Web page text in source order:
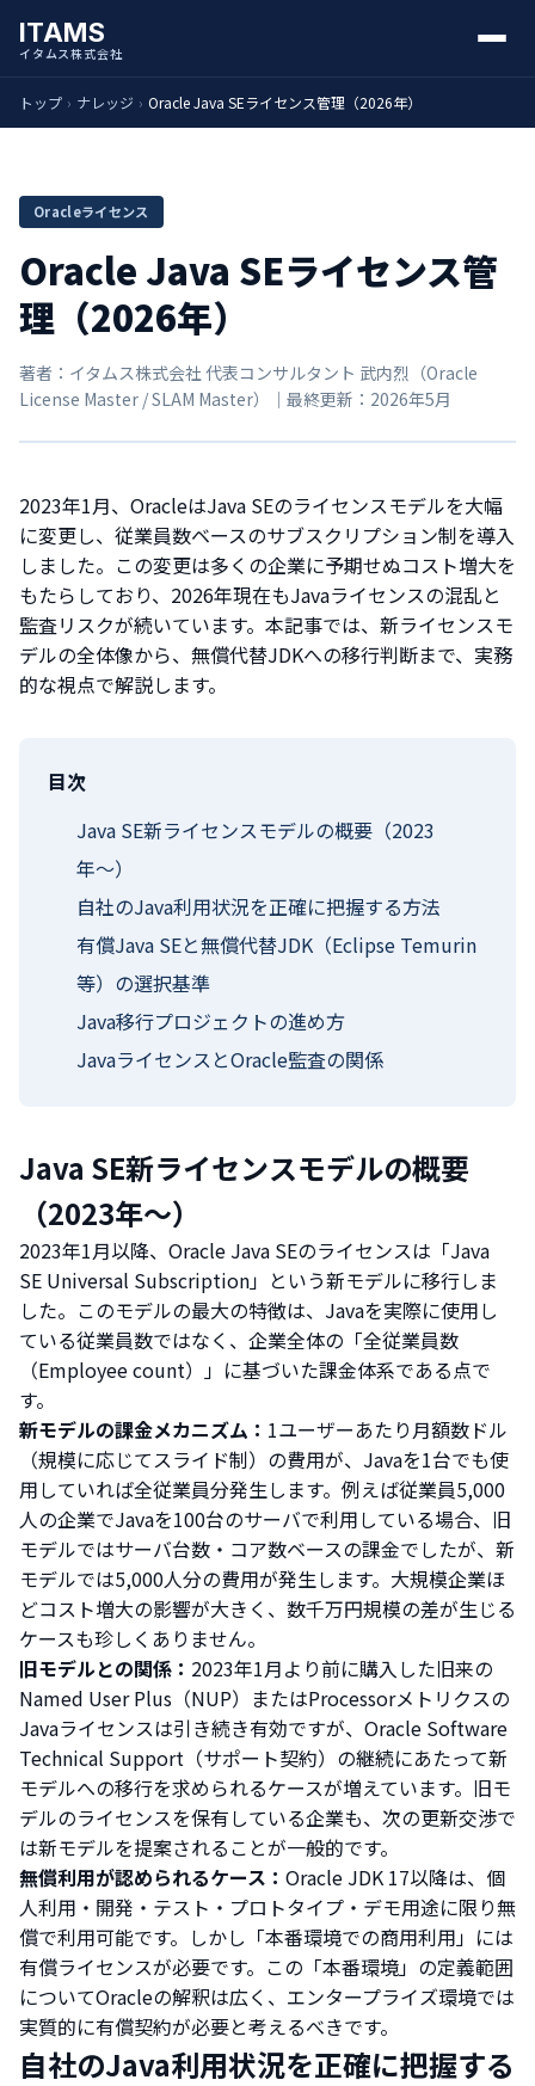
ITAMS
イタムス株式会社
トップ › ナレッジ › Oracle Java SEライセンス管理（2026年）
Oracleライセンス
Oracle Java SEライセンス管
理（2026年）
著者：イタムス株式会社 代表コンサルタント 武内烈（Oracle
License Master / SLAM Master）｜最終更新：2026年5月
2023年1月、OracleはJava SEのライセンスモデルを大幅
に変更し、従業員数ベースのサブスクリプション制を導入
しました。この変更は多くの企業に予期せぬコスト増大を
もたらしており、2026年現在もJavaライセンスの混乱と
監査リスクが続いています。本記事では、新ライセンスモ
デルの全体像から、無償代替JDKへの移行判断まで、実務
的な視点で解説します。
目次
Java SE新ライセンスモデルの概要（2023
年〜）
自社のJava利用状況を正確に把握する方法
有償Java SEと無償代替JDK（Eclipse Temurin
等）の選択基準
Java移行プロジェクトの進め方
JavaライセンスとOracle監査の関係
Java SE新ライセンスモデルの概要
（2023年〜）
2023年1月以降、Oracle Java SEのライセンスは「Java
SE Universal Subscription」という新モデルに移行しま
した。このモデルの最大の特徴は、Javaを実際に使用し
ている従業員数ではなく、企業全体の「全従業員数
（Employee count）」に基づいた課金体系である点で
す。
新モデルの課金メカニズム： 1ユーザーあたり月額数ドル
（規模に応じてスライド制）の費用が、Javaを1台でも使
用していれば全従業員分発生します。例えば従業員5,000
人の企業でJavaを100台のサーバで利用している場合、旧
モデルではサーバ台数・コア数ベースの課金でしたが、新
モデルでは5,000人分の費用が発生します。大規模企業ほ
どコスト増大の影響が大きく、数千万円規模の差が生じる
ケースも珍しくありません。
旧モデルとの関係： 2023年1月より前に購入した旧来の
Named User Plus（NUP）またはProcessorメトリクスの
Javaライセンスは引き続き有効ですが、Oracle Software
Technical Support（サポート契約）の継続にあたって新
モデルへの移行を求められるケースが増えています。旧モ
デルのライセンスを保有している企業も、次の更新交渉で
は新モデルを提案されることが一般的です。
無償利用が認められるケース： Oracle JDK 17以降は、個
人利用・開発・テスト・プロトタイプ・デモ用途に限り無
償で利用可能です。しかし「本番環境での商用利用」には
有償ライセンスが必要です。この「本番環境」の定義範囲
についてOracleの解釈は広く、エンタープライズ環境では
実質的に有償契約が必要と考えるべきです。
自社のJava利用状況を正確に把握する